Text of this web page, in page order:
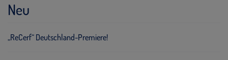
Neu
„ReCerf“ Deutschland-Premiere!